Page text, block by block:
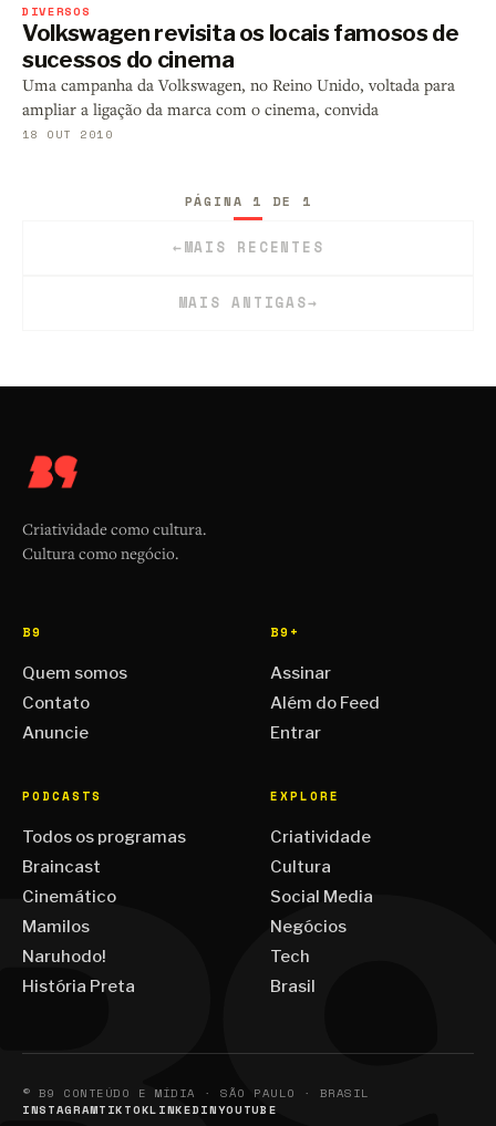
DIVERSOS
Volkswagen revisita os locais famosos de
sucessos do cinema
Uma campanha da Volkswagen, no Reino Unido, voltada para
ampliar a ligação da marca com o cinema, convida
18 OUT 2010
←MAIS RECENTES
PÁGINA 1 DE 1
MAIS ANTIGAS→
Criatividade como cultura.
Cultura como negócio.
B9
Quem somos
Contato
Anuncie
B9+
Assinar
Além do Feed
Entrar
PODCASTS
Todos os programas
Braincast
Cinemático
Mamilos
Naruhodo!
História Preta
EXPLORE
Criatividade
Cultura
Social Media
Negócios
Tech
Brasil
© B9 CONTEÚDO E MÍDIA · SÃO PAULO · BRASIL
INSTAGRAMTIKTOKLINKEDINYOUTUBE